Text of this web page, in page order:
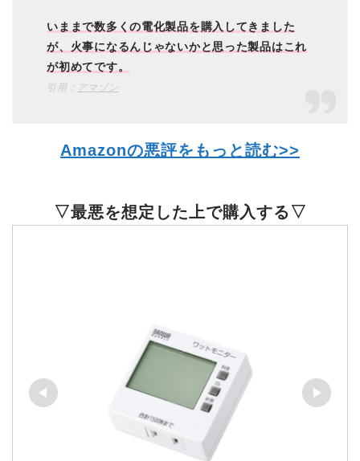
いままで数多くの電化製品を購入してきました
が、火事になるんじゃないかと思った製品はこれ
が初めてです。
引用： アマゾン
Amazonの悪評をもっと読む>>
▽最悪を想定した上で購入する▽